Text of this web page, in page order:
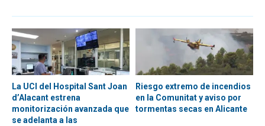
La UCI del Hospital Sant Joan
d’Alacant estrena
monitorización avanzada que
se adelanta a las
Riesgo extremo de incendios
en la Comunitat y aviso por
tormentas secas en Alicante